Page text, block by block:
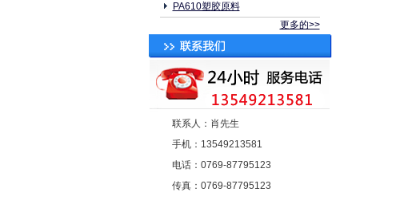
PA610塑胶原料
更多的>>
联系人：肖先生
手机：13549213581
电话：0769-87795123
传真：0769-87795123